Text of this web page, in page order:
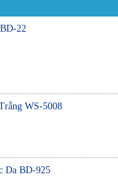
22
WS-5008
Da BD-925